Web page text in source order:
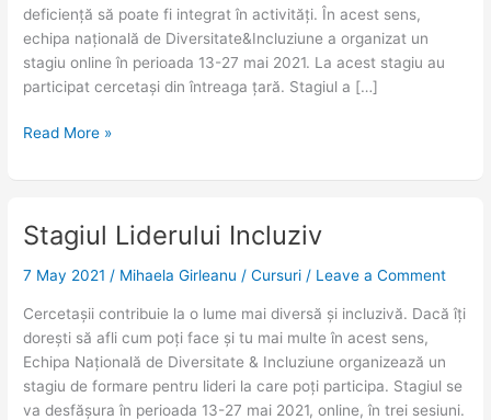
deficiență să poate fi integrat în activități. În acest sens,
echipa națională de Diversitate&Incluziune a organizat un
stagiu online în perioada 13-27 mai 2021. La acest stagiu au
participat cercetași din întreaga țară. Stagiul a […]
27
mai
2021)
Read More »
Stagiul Liderului Incluziv
7 May 2021 / Mihaela Girleanu /Cursuri / Leave a Comment
Cercetașii contribuie la o lume mai diversă și incluzivă. Dacă îți
dorești să afli cum poți face și tu mai multe în acest sens,
Echipa Națională de Diversitate & Incluziune organizează un
stagiu de formare pentru lideri la care poți participa. Stagiul se
va desfășura în perioada 13-27 mai 2021, online, în trei sesiuni.
Stagiul
Liderului
Incluziv